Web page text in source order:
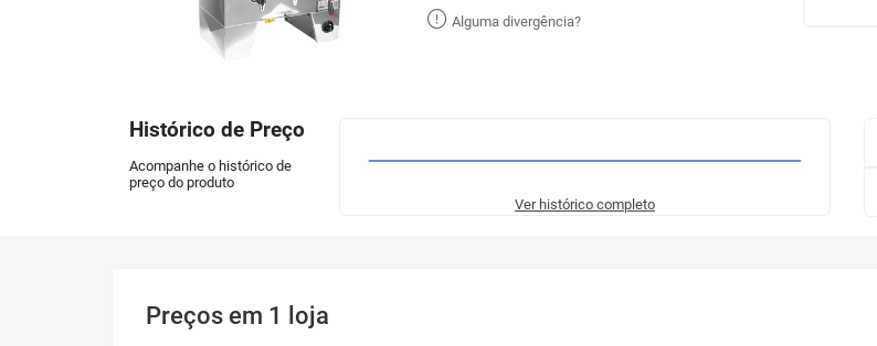
Alguma divergência?
Histórico de Preço
Acompanhe o histórico de
preço do produto
Ver histórico completo
Preços em 1 loja